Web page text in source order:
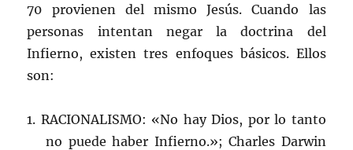
70 provienen del mismo Jesús. Cuando las
personas intentan negar la doctrina del
Infierno, existen tres enfoques básicos. Ellos
son:
1. RACIONALISMO: «No hay Dios, por lo tanto
no puede haber Infierno.»; Charles Darwin